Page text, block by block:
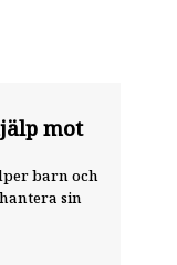
mot
barn och
sin